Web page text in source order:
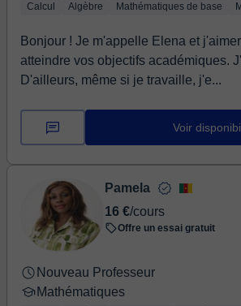
Calcul Algèbre Mathématiques de base
Bonjour ! Je m'appelle Elena et j'aimerais vous aider à
atteindre vos objectifs académiques.
D'ailleurs, même si je travaille, j'e...
Voir
Pamela
16 €/cours
Offre un essai gratuit
Nouveau Professeur
Mathématiques